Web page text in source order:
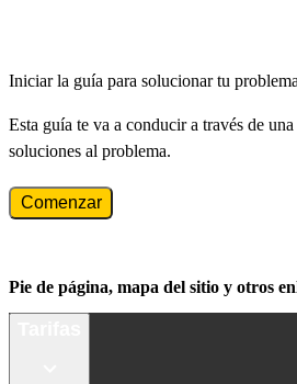
Iniciar la guía para solucionar tu problema
Esta guía te va a conducir a través de
soluciones al problema.
Comenzar
Pie de página, mapa del sitio y otros